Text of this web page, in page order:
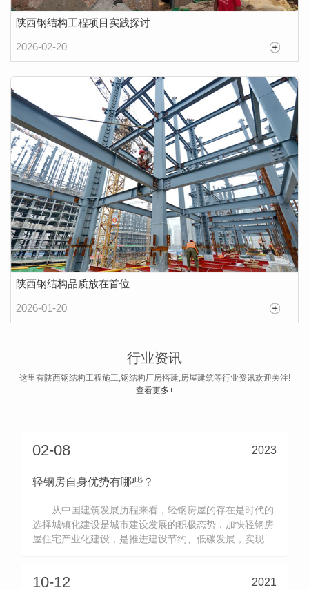
陕西钢结构工程项目实践探讨
2026-02-20
陕西钢结构品质放在首位
2026-01-20
行业资讯
这里有陕西钢结构工程施工,钢结构厂房搭建,房屋建筑等行业资讯欢迎关注!
查看更多+
多层和单层钢结构厂房怎么选择？
结构厂房，却不知道要建造什么样子的，是要建单层
的厂房还是多层的厂房，甚至有些人对钢结构厂房的
析一下多层与单层钢结构厂房布置原则就知道了。多
则：...
02-08 2023
轻钢房自身优势有哪些？
从中国建筑发展历程来看，轻钢房屋的存在是时代的
选择城镇化建设是城市建设发展的积极态势，加快轻钢房
屋住宅产业化建设，是推进建设节约、低碳发展，实现城
钢房自身的优势不可否认钢结构做为一种新型的装配式建
10-12 2021